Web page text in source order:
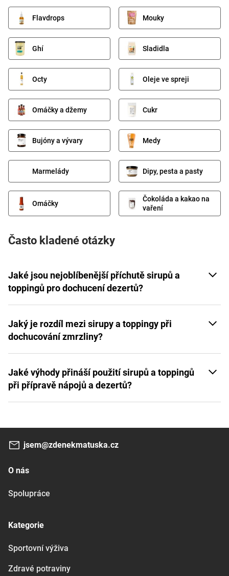
Flavdrops Mouky
Ghí Sladidla
Octy Oleje ve spreji
Omáčky a džemy Cukr
Bujóny a vývary Medy
Marmelády Dipy, pesta a pasty
Omáčky
Čokoláda a kakao na
vaření
Často kladené otázky
Jaké jsou nejoblíbenější příchutě sirupů a
toppingů pro dochucení dezertů?
Jaký je rozdíl mezi sirupy a toppingy při
dochucování zmrzliny?
Jaké výhody přináší použití sirupů a toppingů
při přípravě nápojů a dezertů?
jsem@zdenekmatuska.cz
O nás
Spolupráce
Kategorie
Sportovní výživa
Zdravé potraviny